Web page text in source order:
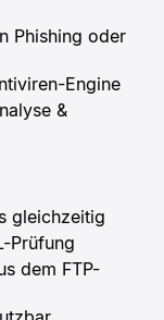
Phishing oder
Engine
&
gleichzeitig
Prüfung
dem FTP-